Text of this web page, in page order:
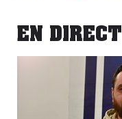
EN DIRECT